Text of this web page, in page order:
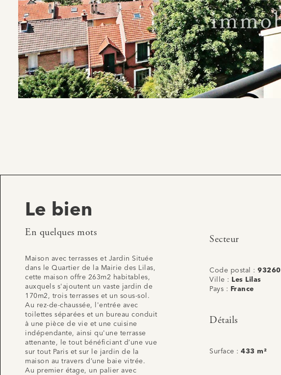
Le bien
En quelques mots
Maison avec terrasses et Jardin Située
dans le Quartier de la Mairie des Lilas,
cette maison offre 263m2 habitables,
auxquels s'ajoutent un vaste jardin de
170m2, trois terrasses et un sous-sol.
Au rez-de-chaussée, l'entrée avec
toilettes séparées et un bureau conduit
à une pièce de vie et une cuisine
indépendante, ainsi qu'une terrasse
attenante, le tout bénéficiant d’une vue
sur tout Paris et sur le jardin de la
maison au travers d’une baie vitrée.
Au premier étage, un palier avec
Secteur
Code postal :93260
Ville :
Les Lilas
Pays :
France
Détails
Surface :433 m²